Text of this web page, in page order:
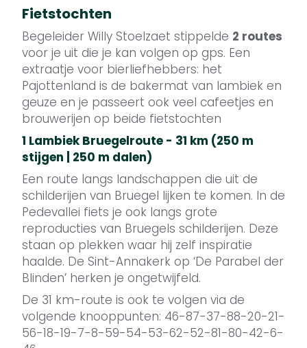
Fietstochten
Begeleider Willy Stoelzaet stippelde 2 routes
voor je uit die je kan volgen op gps. Een
extraatje voor bierliefhebbers: het
Pajottenland is de bakermat van lambiek en
geuze en je passeert ook veel cafeetjes en
brouwerijen op beide fietstochten
1 Lambiek Bruegelroute - 31 km (250 m
stijgen | 250 m dalen)
Een route langs landschappen die uit de
schilderijen van Bruegel lijken te komen. In de
Pedevallei fiets je ook langs grote
reproducties van Bruegels schilderijen. Deze
staan op plekken waar hij zelf inspiratie
haalde. De Sint-Annakerk op ‘De Parabel der
Blinden’ herken je ongetwijfeld.
De 31 km-route is ook te volgen via de
volgende knooppunten: 46-87-37-88-20-21-
56-18-19-7-8-59-54-53-62-52-81-80-42-6-